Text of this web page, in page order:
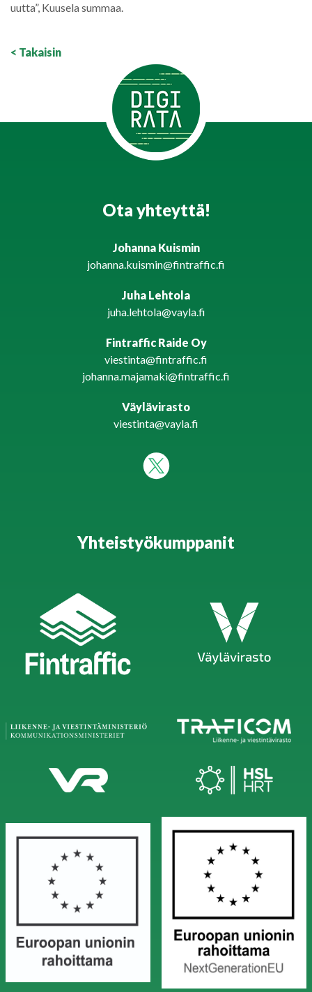
uutta”, Kuusela summaa.
< Takaisin
Ota yhteyttä!
Johanna Kuismin
johanna.kuismin@fintraffic.fi
Juha Lehtola
juha.lehtola@vayla.fi
Fintraffic Raide Oy
viestinta@fintraffic.fi
johanna.majamaki@fintraffic.fi
Väylävirasto
viestinta@vayla.fi
Yhteistyökumppanit